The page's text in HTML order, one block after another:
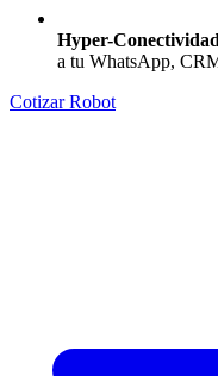
Hyper-Conectividad
a tu WhatsApp,
Cotizar Robot